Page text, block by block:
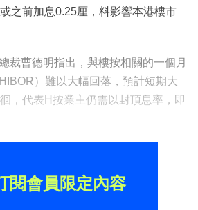
之前加息0.25厘，料影響本港樓市
裁曹德明指出，與樓按相關的一個月
）難以大幅回落，預計短期大
，代表H按業主仍需以封頂息率，即
閱會員限定內容